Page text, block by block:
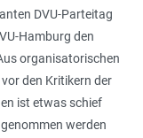
DVU-Parteitag
Hamburg den
organisatorischen
den Kritikern der
ist etwas schief
werden